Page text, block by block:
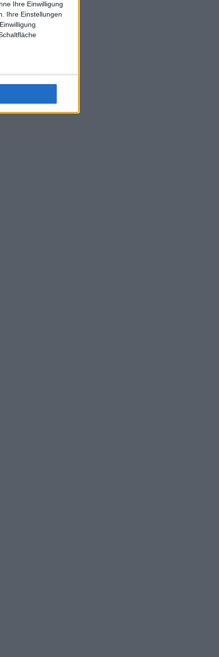
Ihre Einwilligung
Ihre Einstellungen
L-Struff wahrscheinlich morge 3 Spiele absolvieren (2.
1x Doppel) dank der hervorragenden Unterstützung
für F-A-A